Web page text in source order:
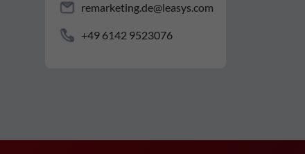
remarketing.de@leasys.com
+49 6142 9523076